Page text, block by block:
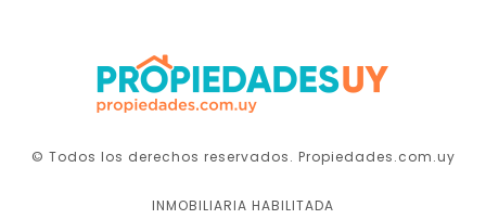
© Todos los derechos reservados. Propiedades.com.uy
INMOBILIARIA HABILITADA